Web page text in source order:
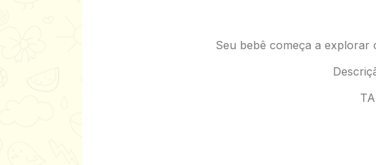
Seu bebê começa a explorar